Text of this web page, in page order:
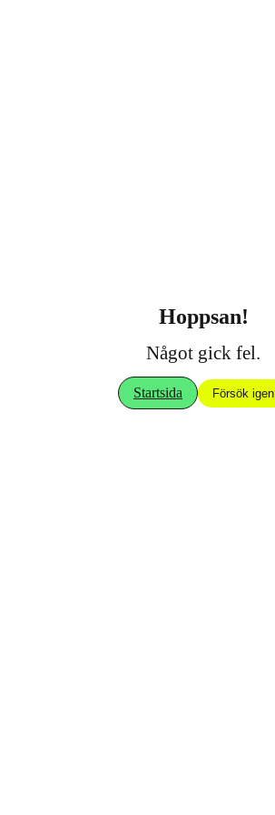
Hoppsan!
Något gick fel.
Startsida Försök igen